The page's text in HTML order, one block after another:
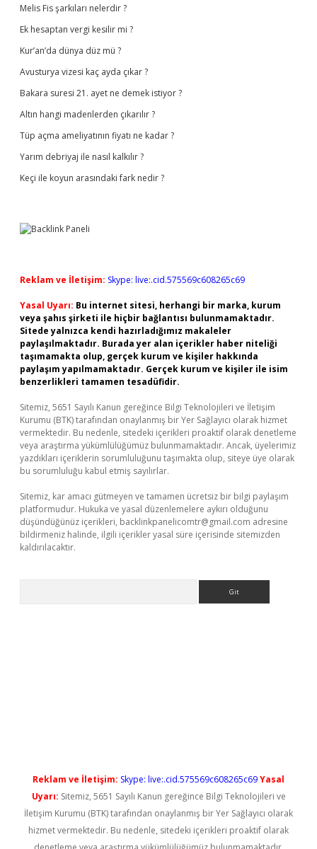
Melis Fis şarkıları nelerdir ?
Ek hesaptan vergi kesilir mi ?
Kur’an’da dünya düz mü ?
Avusturya vizesi kaç ayda çıkar ?
Bakara suresi 21. ayet ne demek istiyor ?
Altın hangi madenlerden çıkarılır ?
Tüp açma ameliyatının fiyatı ne kadar ?
Yarım debriyaj ile nasıl kalkılır ?
Keçi ile koyun arasındaki fark nedir ?
Reklam ve İletişim: Skype: live:.cid.575569c608265c69
Yasal Uyarı: Bu internet sitesi, herhangi bir marka, kurum
veya şahıs şirketi ile hiçbir bağlantısı bulunmamaktadır.
Sitede yalnızca kendi hazırladığımız makaleler
paylaşılmaktadır. Burada yer alan içerikler haber niteliği
taşımamakta olup, gerçek kurum ve kişiler hakkında
paylaşım yapılmamaktadır. Gerçek kurum ve kişiler ile isim
benzerlikleri tamamen tesadüfidir.
Sitemiz, 5651 Sayılı Kanun gereğince Bilgi Teknolojileri ve İletişim
Kurumu (BTK) tarafından onaylanmış bir Yer Sağlayıcı olarak hizmet
vermektedir. Bu nedenle, sitedeki içerikleri proaktif olarak denetleme
veya araştırma yükümlülüğümüz bulunmamaktadır. Ancak, üyelerimiz
yazdıkları içeriklerin sorumluluğunu taşımakta olup, siteye üye olarak
bu sorumluluğu kabul etmiş sayılırlar.
Sitemiz, kar amacı gütmeyen ve tamamen ücretsiz bir bilgi paylaşım
platformudur. Hukuka ve yasal düzenlemelere aykırı olduğunu
düşündüğünüz içerikleri, backlinkpanelicomtr@gmail.com adresine
bildirmeniz halinde, ilgili içerikler yasal süre içerisinde sitemizden
kaldırılacaktır.
Reklam ve İletişim: Skype: live:.cid.575569c608265c69Yasal
Uyarı: Sitemiz, 5651 Sayılı Kanun gereğince Bilgi Teknolojileri ve
İletişim Kurumu (BTK) tarafından onaylanmış bir Yer Sağlayıcı olarak
hizmet vermektedir. Bu nedenle, sitedeki içerikleri proaktif olarak